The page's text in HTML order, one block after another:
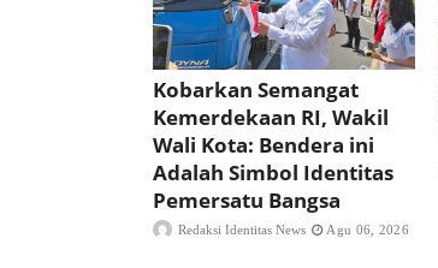
Kobarkan Semangat
Kemerdekaan RI, Wakil
Wali Kota: Bendera ini
Adalah Simbol Identitas
Pemersatu Bangsa
Redaksi Identitas News Agu 06, 2026